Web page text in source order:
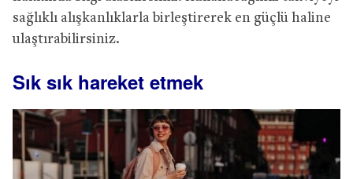
sağlıklı alışkanlıklarla birleştirerek en güçlü haline
ulaştırabilirsiniz.
Sık sık hareket etmek